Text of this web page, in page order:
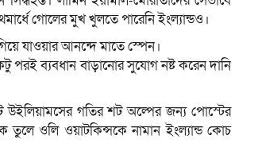
গোলের মুখ খুলতে পারেনি ইংল্যান্ডও।
যাওয়ার আনন্দে মাতে স্পেন।
পরই ব্যবধান বাড়ানোর সুযোগ নষ্ট করেন দানি
উইলিয়ামসের গতির শট অল্পের জন্য পোস্টের
তুলে ওলি ওয়াটকিন্সকে নামান ইংল্যান্ড কোচ